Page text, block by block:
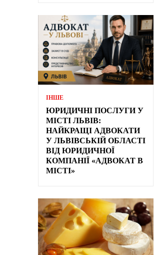
ІНШЕ
ЮРИДИЧНІ ПОСЛУГИ У
МІСТІ ЛЬВІВ:
НАЙКРАЩІ АДВОКАТИ
У ЛЬВІВСЬКІЙ ОБЛАСТІ
ВІД ЮРИДИЧНОЇ
КОМПАНІЇ «АДВОКАТ В
МІСТІ»